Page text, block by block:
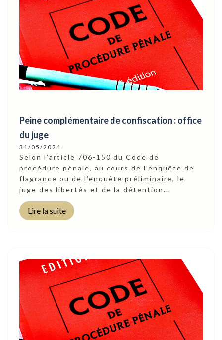
Peine complémentaire de confiscation : office
du juge
31/05/2024
Selon l’article 706-150 du Code de
procédure pénale, au cours de l’enquête de
flagrance ou de l’enquête préliminaire, le
juge des libertés et de la détention...
Lire la suite